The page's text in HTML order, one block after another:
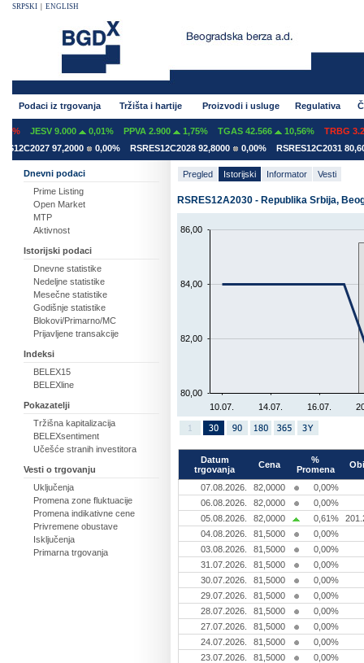
SRPSKI ENGLISH
Podaci iz trgovanja Tržišta i hartije Proizvodi i usluge Regulativa
JESV 9.000 0,01% PPVA 2.900 1,75% TGAS 42.566 10,56%
TRBG
97,2000
0,00% RSRES12C2028 92,8000 0,00% RSRES12C2031
Dnevni podaci
Prime Listing
Open Market
MTP
Aktivnost
Istorijski podaci
Dnevne statistike
Nedeljne statistike
Mesečne statistike
Godišnje statistike
Blokovi/Primarno/MC
Prijavljene transakcije
Indeksi
BELEX15
BELEXline
Pokazatelji
Tržišna kapitalizacija
BELEXsentiment
Učešće stranih investitora
Vesti o trgovanju
Uključenja
Promena zone fluktuacije
Promena indikativne cene
Privremene obustave
Isključenja
Primarna trgovanja
Pregled Istorijski Informator Vesti
RSRES12A2030 - Republika Srbija,
10.07. 14.07. 16.07.
80,00
82,00
84,00
86,00
Datum
trgovanja
Cena
%
Promena
07.08.2026. 82,0000
0,00%
06.08.2026.
82,0000
0,00%
05.08.2026.
82,0000 0,61%
04.08.2026.
81,5000
0,00%
03.08.2026.
81,5000
0,00%
31.07.2026.
81,5000
0,00%
30.07.2026.
81,5000
0,00%
29.07.2026.
81,5000
0,00%
28.07.2026.
81,5000
0,00%
27.07.2026.
81,5000
0,00%
24.07.2026.
81,5000
0,00%
23.07.2026.
81,5000
0,00%